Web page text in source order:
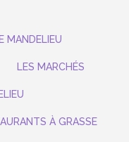
MANDELIEU
LES MARCHÉS
À GRASSE